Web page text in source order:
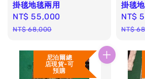
掛毯地毯兩用
Sale
price
NT$ 55,000
NT$ 68,000
掛毯
Sale
price
NT$
NT$
尼泊爾總
店現貨-可
預購